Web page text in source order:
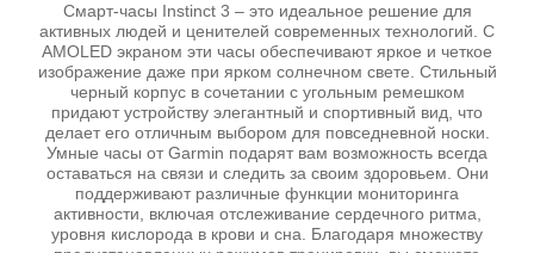
Смарт-часы Instinct 3 – это идеальное решение для
активных людей и ценителей современных технологий. С
AMOLED экраном эти часы обеспечивают яркое и четкое
изображение даже при ярком солнечном свете. Стильный
черный корпус в сочетании с угольным ремешком
придают устройству элегантный и спортивный вид, что
делает его отличным выбором для повседневной носки.
Умные часы от Garmin подарят вам возможность всегда
оставаться на связи и следить за своим здоровьем. Они
поддерживают различные функции мониторинга
активности, включая отслеживание сердечного ритма,
уровня кислорода в крови и сна. Благодаря множеству